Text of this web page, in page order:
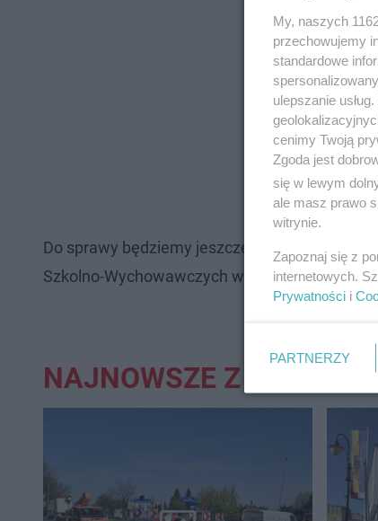
Do sprawy będziemy jeszcze wracać.
Szkolno-Wychowawczych w Trzebnicy.
NAJNOWSZE Z DZIAŁU:
My, naszych
przechowujemy
standardowe
ulepszanie
cenimy Twoją
Zgoda jest
się w lewym
ale masz prawo
witrynie.
Zapoznaj się z
internetowych.
Prywatności i
PARTNERZY